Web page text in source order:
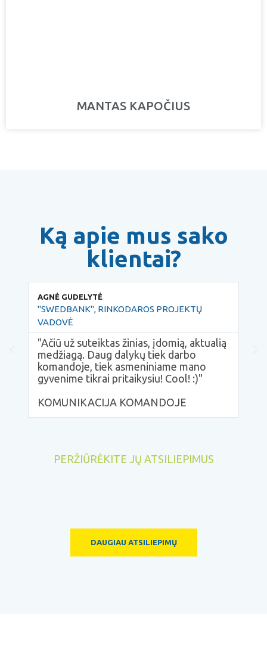
MANTAS KAPOČIUS
Ką apie mus sako
klientai?
AGNĖ GUDELYTĖ
"SWEDBANK", RINKODAROS PROJEKTŲ
VADOVĖ
"Ačiū už suteiktas žinias, įdomią, aktualią
medžiagą. Daug dalykų tiek darbo
komandoje, tiek asmeniniame mano
gyvenime tikrai pritaikysiu! Cool! :)"
KOMUNIKACIJA KOMANDOJE
PERŽIŪRĖKITE JŲ ATSILIEPIMUS
DAUGIAU ATSILIEPIMŲ